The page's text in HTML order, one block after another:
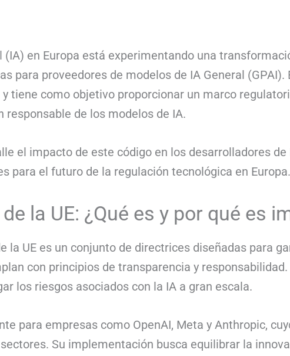
en Europa está experimentando una
para proveedores de modelos de IA General (GPAI).
tiene como objetivo proporcionar un marco
de los modelos de IA.
el impacto de este código en los desarrolladores de
para el futuro de la regulación tecnológica en Europa.
la UE: ¿Qué es y por qué es
la UE es un conjunto de directrices diseñadas para
con principios de transparencia y
los riesgos asociados con la IA a gran escala.
para empresas como OpenAI, Meta y Anthropic,
Su implementación busca equilibrar la